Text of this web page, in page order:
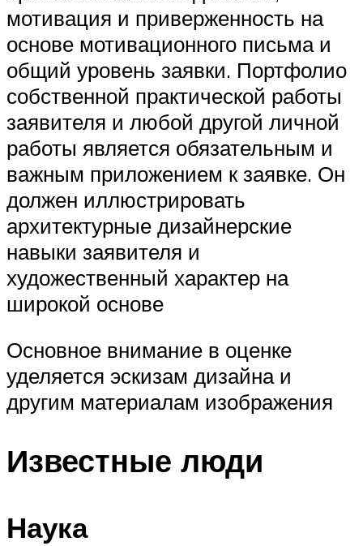
мотивация и приверженность на
основе мотивационного письма и
общий уровень заявки. Портфолио
собственной практической работы
заявителя и любой другой личной
работы является обязательным и
важным приложением к заявке. Он
должен иллюстрировать
архитектурные дизайнерские
навыки заявителя и
художественный характер на
широкой основе
Основное внимание в оценке
уделяется эскизам дизайна и
другим материалам изображения
Известные люди
Наука